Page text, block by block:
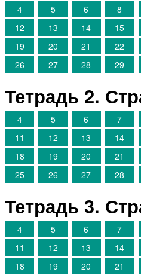
4
5 6 8
12
13 14 15
19
20 21 22
26
27 28 29
Тетрадь 2.
4
5 6 7
11
12 13 14
18
19 20 21
25
26 27 28
Тетрадь 3.
4
5 6 7
11
12 13 14
18
19 20 21